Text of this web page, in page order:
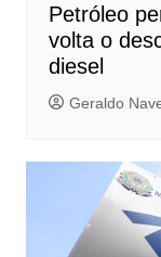
Petróleo
volta o
diesel
Geraldo